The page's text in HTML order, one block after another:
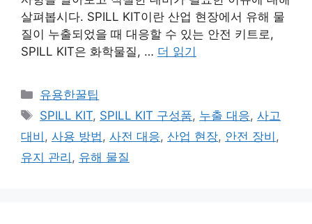
살펴봅시다. SPILL KIT이란 산업 현장에서 유해 물
질이 누출되었을 때 대응할 수 있는 안전 키트로,
SPILL KIT은 화학물질, … 더 읽기
카
테
리
유용한꿀팁
태
그
SPILL KIT, SPILL KIT 구성품, 누출 대응,사고
대비 , 사용 방법, 사전 대응, 산업 현장, 안전 장비 ,
유지 관리 , 유해 물질